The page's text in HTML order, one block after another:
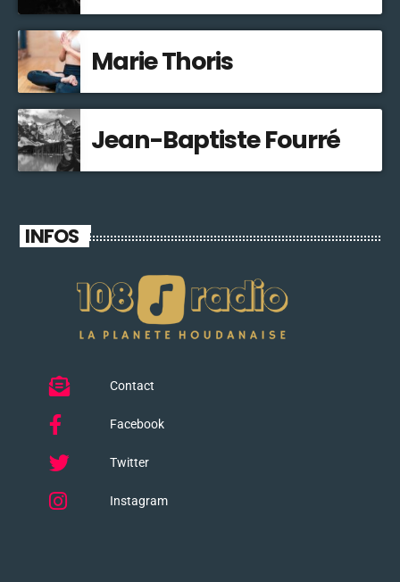
Marie Thoris
Jean-Baptiste Fourré
INFOS
Contact
Facebook
Twitter
Instagram